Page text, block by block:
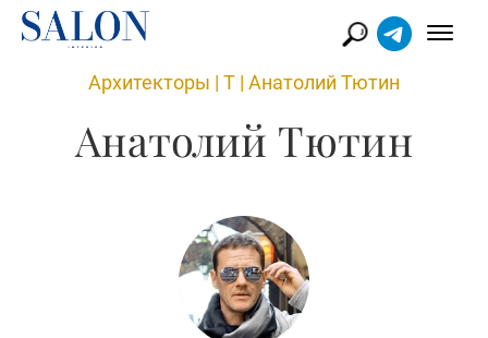
Архитекторы | Т | Анатолий Тютин
Анатолий Тютин